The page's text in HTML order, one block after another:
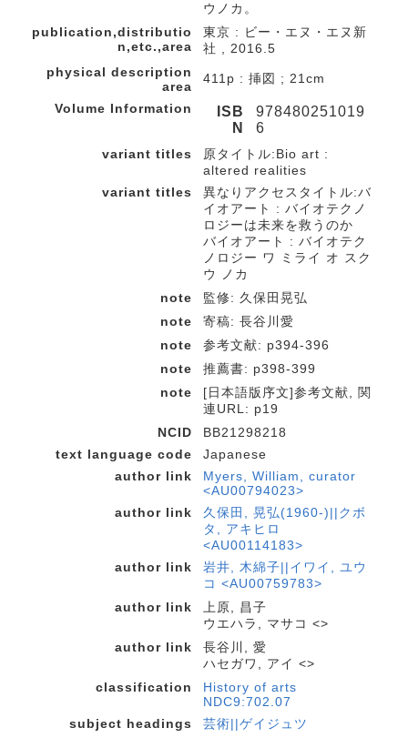
ウノカ。
publication,distributio
n,etc.,area
東京 : ビー・エヌ・エヌ新
社 , 2016.5
physical description
area
411p : 挿図 ; 21cm
Volume Information
ISB
N
978480251019
6
variant titles
原タイトル:Bio art :
altered realities
variant titles
異なりアクセスタイトル:バ
イオアート : バイオテクノ
ロジーは未来を救うのか
バイオアート : バイオテク
ノロジー ワ ミライ オ スク
ウ ノカ
note
監修: 久保田晃弘
note
寄稿: 長谷川愛
note
参考文献: p394-396
note
推薦書: p398-399
note
[日本語版序文]参考文献, 関
連URL: p19
NCID
BB21298218
text language code
Japanese
author link
Myers, William, curator
<AU00794023>
author link
久保田, 晃弘(1960-)||クボ
タ, アキヒロ
<AU00114183>
author link
岩井, 木綿子||イワイ, ユウ
コ <AU00759783>
author link
上原, 昌子
ウエハラ, マサコ <>
author link
長谷川, 愛
ハセガワ, アイ <>
classification
History of arts
NDC9:702.07
subject headings
芸術||ゲイジュツ